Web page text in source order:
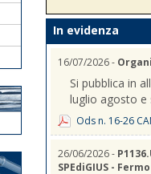
In evidenza
16/07/2026 -
Si pubblica in
luglio agosto e
Ods n. 16-26
26/06/2026 -
SPEdiGIUS -